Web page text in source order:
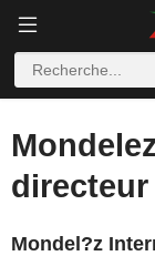
Mondel?z